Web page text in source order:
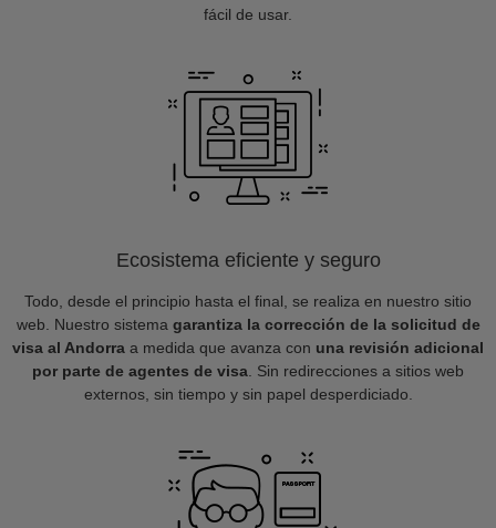
fácil de usar.
Ecosistema eficiente y seguro
Todo, desde el principio hasta el final, se realiza en nuestro sitio
web. Nuestro sistema garantiza la corrección de la solicitud de
visa al Andorra a medida que avanza con una revisión adicional
por parte de agentes de visa . Sin redirecciones a sitios web
externos, sin tiempo y sin papel desperdiciado.